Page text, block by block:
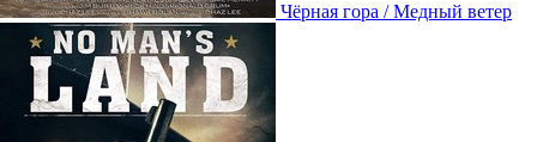
Чёрная гора / Медный ветер